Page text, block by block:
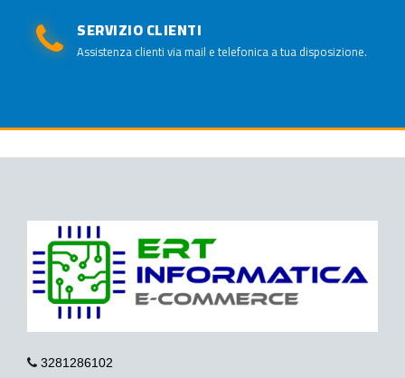
SERVIZIO CLIENTI
Assistenza clienti via mail e telefonica a tua disposizione.
3281286102